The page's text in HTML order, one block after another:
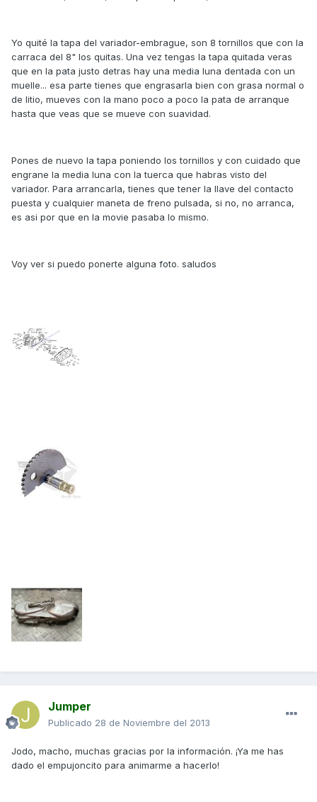
Yo quité la tapa del variador-embrague, son 8 tornillos que con la
carraca del 8" los quitas. Una vez tengas la tapa quitada veras
que en la pata justo detras hay una media luna dentada con un
muelle... esa parte tienes que engrasarla bien con grasa normal o
de litio, mueves con la mano poco a poco la pata de arranque
hasta que veas que se mueve con suavidad.
Pones de nuevo la tapa poniendo los tornillos y con cuidado que
engrane la media luna con la tuerca que habras visto del
variador. Para arrancarla, tienes que tener la llave del contacto
puesta y cualquier maneta de freno pulsada, si no, no arranca,
es asi por que en la movie pasaba lo mismo.
Voy ver si puedo ponerte alguna foto. saludos
Jumper
Publicado 28 de Noviembre del 2013
Jodo, macho, muchas gracias por la información. ¡Ya me has
dado el empujoncito para animarme a hacerlo!